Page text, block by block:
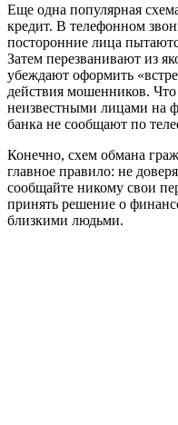
Еще одна популярная
кредит. В телефонном
посторонние лица
Затем перезванивают из
убеждают оформить
действия мошенников. Что
неизвестными лицами на
банка не сообщают по
Конечно, схем обмана
главное правило: не
сообщайте никому свои
принять решение о
близкими людьми.